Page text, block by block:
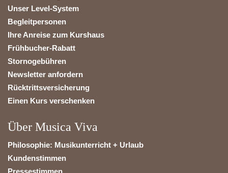
Unser Level-System
Begleitpersonen
Ihre Anreise zum Kurshaus
Frühbucher-Rabatt
Stornogebühren
Newsletter anfordern
Rücktrittsversicherung
Einen Kurs verschenken
Über Musica Viva
Philosophie: Musikunterricht + Urlaub
Kundenstimmen
Pressestimmen